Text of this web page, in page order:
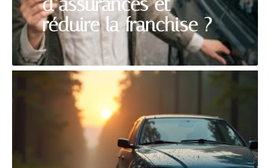
d’assurances et
réduire la franchise ?